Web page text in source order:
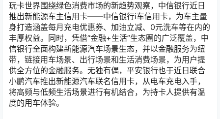
玩卡世界围绕绿色消费市场的新趋势观察，中信银行近日
推出新能源车主信用卡——中信银行i车信用卡，为车主量
身打造涵盖每月充电优惠券、加油立减、0元洗车等在内的
丰厚权益。同时，凭借“金融+生活”生态圈的广泛覆盖，中
信银行全面构建新能源汽车场景生态，并以金融服务为纽
带，链接用车场景、出行场景和生活消费场景，为用户提
供全方位的金融服务。无独有偶，平安银行也于近日联合
小鹏汽车推出新能源汽车联名信用卡，从电车充电入手，
将高频与低频生活场景进行有机结合，为持卡人提供有温
度的用车体验。